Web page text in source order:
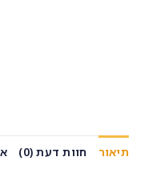
תיאור חוות דעת (0)